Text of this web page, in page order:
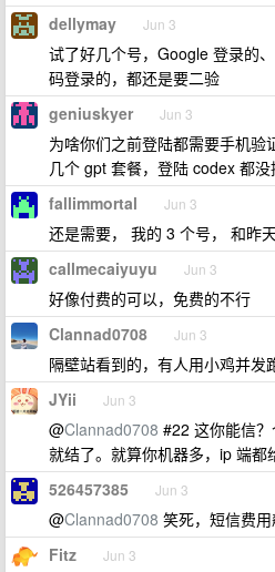
dellymay Jun 3
试了好几个号，Google 登录的
码登录的，都还是要二验
geniuskyer Jun 3
为啥你们之前登陆都需要手机
几个 gpt 套餐，登陆 codex 都
fallimmortal Jun 3
还是需要， 我的 3 个号， 和昨
callmecaiyuyu Jun 3
好像付费的可以，免费的不行
Clannad0708 Jun 3
隔壁站看到的，有人用小鸡并
JYii Jun 3
@Clannad0708 #22 这你能信
就结了。就算你机器多，ip 端都
526457385 Jun 3
@Clannad0708 笑死，短信费
Fitz Jun 3